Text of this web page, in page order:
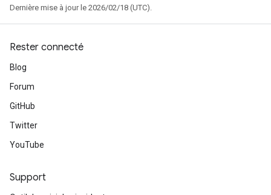
Dernière mise à jour le 2026/02/18 (UTC).
Rester connecté
Blog
Forum
GitHub
Twitter
YouTube
Support